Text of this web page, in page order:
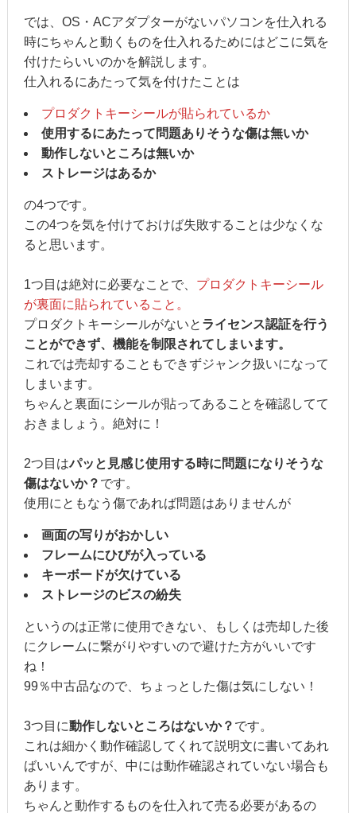
では、OS・ACアダプターがないパソコンを仕入れる
時にちゃんと動くものを仕入れるためにはどこに気を
付けたらいいのかを解説します。
仕入れるにあたって気を付けたことは
プロダクトキーシールが貼られているか
使用するにあたって問題ありそうな傷は無いか
動作しないところは無いか
ストレージはあるか
の4つです。
この4つを気を付けておけば失敗することは少なくな
ると思います。
1つ目は絶対に必要なことで、 プロダクトキーシール
が裏面に貼られていること。
プロダクトキーシールがないと ライセンス認証を行う
ことができず、機能を制限されてしまいます。
これでは売却することもできずジャンク扱いになって
しまいます。
ちゃんと裏面にシールが貼ってあることを確認してて
おきましょう。絶対に！
2つ目はパッと見感じ使用する時に問題になりそうな
傷はないか？ です。
使用にともなう傷であれば問題はありませんが
画面の写りがおかしい
フレームにひびが入っている
キーボードが欠けている
ストレージのビスの紛失
というのは正常に使用できない、もしくは売却した後
にクレームに繋がりやすいので避けた方がいいです
ね！
99％中古品なので、ちょっとした傷は気にしない！
3つ目に動作しないところはないか？ です。
これは細かく動作確認してくれて説明文に書いてあれ
ばいいんですが、中には動作確認されていない場合も
あります。
ちゃんと動作するものを仕入れて売る必要があるの